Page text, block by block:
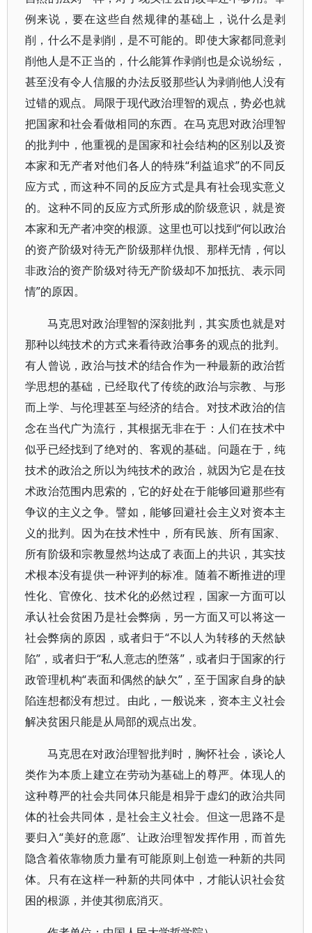
例来说，要在这些自然规律的基础上，说什么是剥
削，什么不是剥削，是不可能的。即使大家都同意剥
削他人是不正当的，什么能算作剥削也是众说纷纭，
甚至没有令人信服的办法反驳那些认为剥削他人没有
过错的观点。局限于现代政治理智的观点，势必也就
把国家和社会看做相同的东西。在马克思对政治理智
的批判中，他重视的是国家和社会结构的区别以及资
本家和无产者对他们各人的特殊“利益追求”的不同反
应方式，而这种不同的反应方式是具有社会现实意义
的。这种不同的反应方式所形成的阶级意识，就是资
本家和无产者冲突的根源。这里也可以找到“何以政治
的资产阶级对待无产阶级那样仇恨、那样无情，何以
非政治的资产阶级对待无产阶级却不加抵抗、表示同
情”的原因。
马克思对政治理智的深刻批判，其实质也就是对
那种以纯技术的方式来看待政治事务的观点的批判。
有人曾说，政治与技术的结合作为一种最新的政治哲
学思想的基础，已经取代了传统的政治与宗教、与形
而上学、与伦理甚至与经济的结合。对技术政治的信
念在当代广为流行，其根据无非在于：人们在技术中
似乎已经找到了绝对的、客观的基础。问题在于，纯
技术的政治之所以为纯技术的政治，就因为它是在技
术政治范围内思索的，它的好处在于能够回避那些有
争议的主义之争。譬如，能够回避社会主义对资本主
义的批判。因为在技术性中，所有民族、所有国家、
所有阶级和宗教显然均达成了表面上的共识，其实技
术根本没有提供一种评判的标准。随着不断推进的理
性化、官僚化、技术化的必然过程，国家一方面可以
承认社会贫困乃是社会弊病，另一方面又可以将这一
社会弊病的原因，或者归于“不以人为转移的天然缺
陷”，或者归于“私人意志的堕落”，或者归于国家的行
政管理机构“表面和偶然的缺欠”，至于国家自身的缺
陷连想都没有想过。由此，一般说来，资本主义社会
解决贫困只能是从局部的观点出发。
马克思在对政治理智批判时，胸怀社会，谈论人
类作为本质上建立在劳动为基础上的尊严。体现人的
这种尊严的社会共同体只能是相异于虚幻的政治共同
体的社会共同体，是社会主义社会。但这一思路不是
要归入“美好的意愿”、让政治理智发挥作用，而首先
隐含着依靠物质力量有可能原则上创造一种新的共同
体。只有在这样一种新的共同体中，才能认识社会贫
困的根源，并使其彻底消灭。